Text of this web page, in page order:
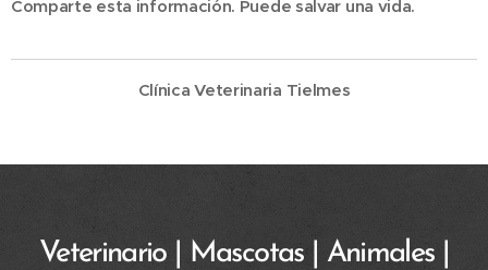
Comparte esta información. Puede salvar una vida.
Clínica Veterinaria Tielmes
Veterinario | Mascotas | Animales |